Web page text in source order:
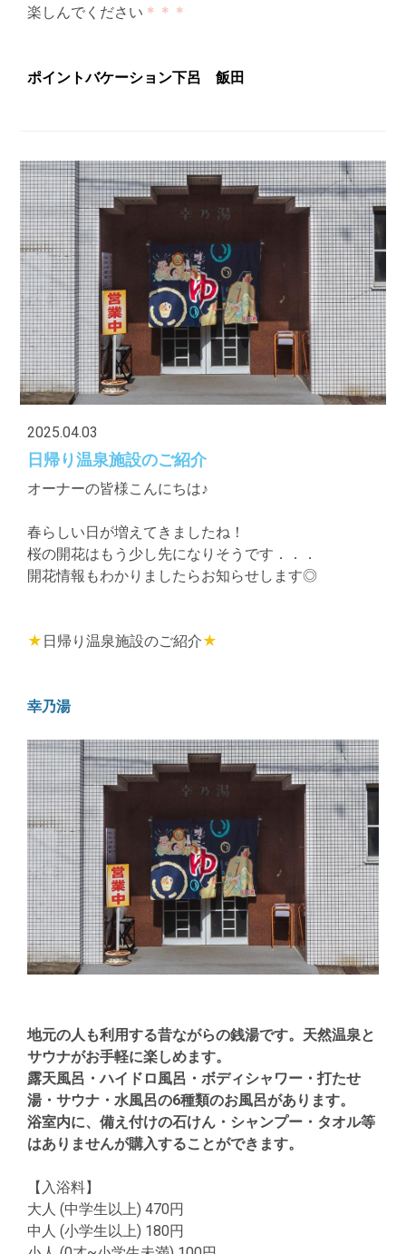
楽しんでください ＊＊＊
ポイントバケーション下呂 飯田
2025.04.03
日帰り温泉施設のご紹介
オーナーの皆様こんにちは♪
春らしい日が増えてきましたね！
桜の開花はもう少し先になりそうです．．．
開花情報もわかりましたらお知らせします◎
★ 日帰り温泉施設のご紹介★
幸乃湯
地元の人も利用する昔ながらの銭湯です。天然温泉と
サウナがお手軽に楽しめます。
露天風呂・ハイドロ風呂・ボディシャワー・打たせ
湯・サウナ・水風呂の6種類のお風呂があります。
浴室内に、備え付けの石けん・シャンプー・タオル等
はありませんが購入することができます。
【入浴料】
大人 (中学生以上) 470円
中人 (小学生以上) 180円